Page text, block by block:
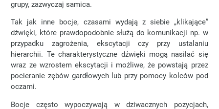
grupy, zazwyczaj samica.
Tak jak inne bocje, czasami wydają z siebie „klikające”
dźwięki, które prawdopodobnie służą do komunikacji np. w
przypadku zagrożenia, ekscytacji czy przy ustalaniu
hierarchii. Te charakterystyczne dźwięki mogą nasilać się
wraz ze wzrostem ekscytacji i możliwe, że powstają przez
pocieranie zębów gardłowych lub przy pomocy kolców pod
oczami.
Bocje często wypoczywają w dziwacznych pozycjach,